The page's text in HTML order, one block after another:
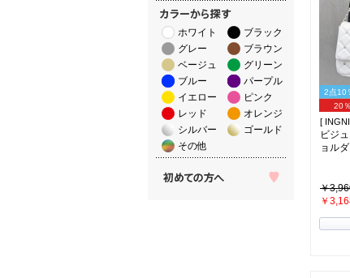
ホワイト
ブラック
グレー
ブラウン
ベージュ
グリーン
ブルー
パープル
イエロー
ピンク
レッド
オレンジ
シルバー
ゴールド
その他
2点10
20
[
ビジ
ョル
￥
￥